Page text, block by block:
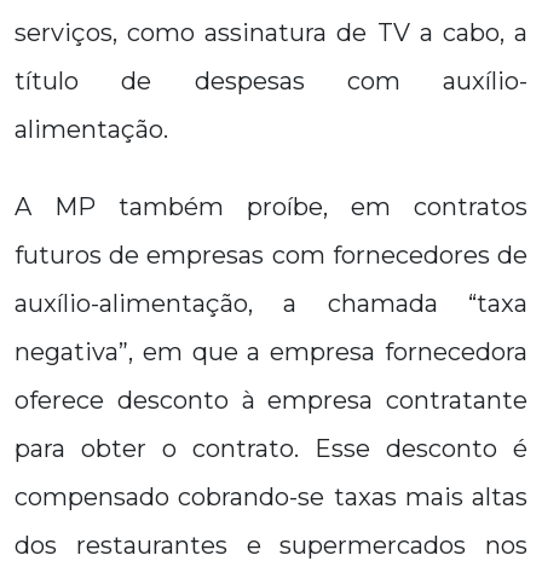
serviços, como assinatura de TV a cabo, a
título de despesas com auxílio-
alimentação.
A MP também proíbe, em contratos
futuros de empresas com fornecedores de
auxílio-alimentação, a chamada “taxa
negativa”, em que a empresa fornecedora
oferece desconto à empresa contratante
para obter o contrato. Esse desconto é
compensado cobrando-se taxas mais altas
dos restaurantes e supermercados nos